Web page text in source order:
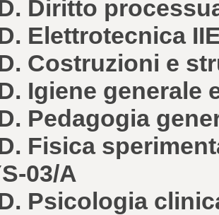
Diritto
Elettrotecnica
Costruzioni e
Igiene generale
Pedagogia
Fisica
03/A
Psicologia